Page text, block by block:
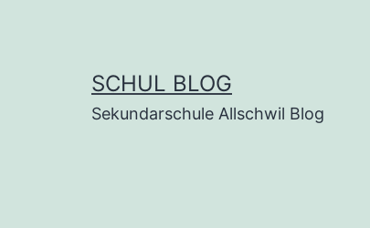
SCHUL BLOG
Sekundarschule Allschwil Blog